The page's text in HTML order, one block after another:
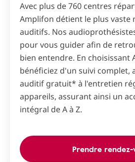
Avec plus de 760 centres
Amplifon détient le plus vaste
auditifs. Nos
pour vous guider afin de
bien entendre. En choisissant
bénéficiez d'un suivi complet,
auditif gratuit* à l'entretien
appareils, assurant ainsi un
intégral de A à Z.
Prendre rendez-